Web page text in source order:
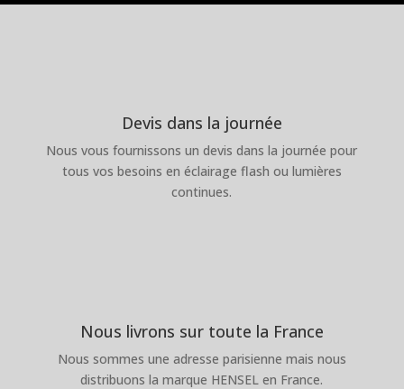
Devis dans la journée
Nous vous fournissons un devis dans la journée pour
tous vos besoins en éclairage flash ou lumières
continues.
Nous livrons sur toute la France
Nous sommes une adresse parisienne mais nous
distribuons la marque HENSEL en France.